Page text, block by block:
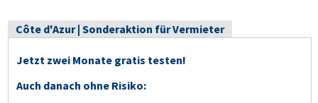
Côte d'Azur | Sonderaktion für Vermieter
Jetzt zwei Monate gratis testen!
Auch danach ohne Risiko: